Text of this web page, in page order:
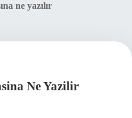
ne yazılır
Ne Yazilir